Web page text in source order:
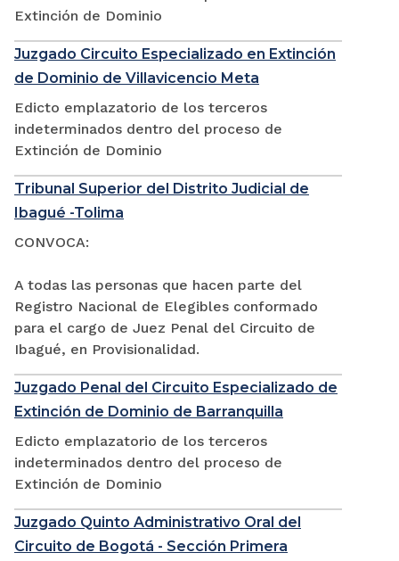
Extinción de Dominio
Juzgado Circuito Especializado en Extinción
de Dominio de Villavicencio Meta
Edicto emplazatorio de los terceros
indeterminados dentro del proceso de
Extinción de Dominio
Tribunal Superior del Distrito Judicial de
Ibagué -Tolima
CONVOCA:
A todas las personas que hacen parte del
Registro Nacional de Elegibles conformado
para el cargo de Juez Penal del Circuito de
Ibagué, en Provisionalidad.
Juzgado Penal del Circuito Especializado de
Extinción de Dominio de Barranquilla
Edicto emplazatorio de los terceros
indeterminados dentro del proceso de
Extinción de Dominio
Juzgado Quinto Administrativo Oral del
Circuito de Bogotá - Sección Primera